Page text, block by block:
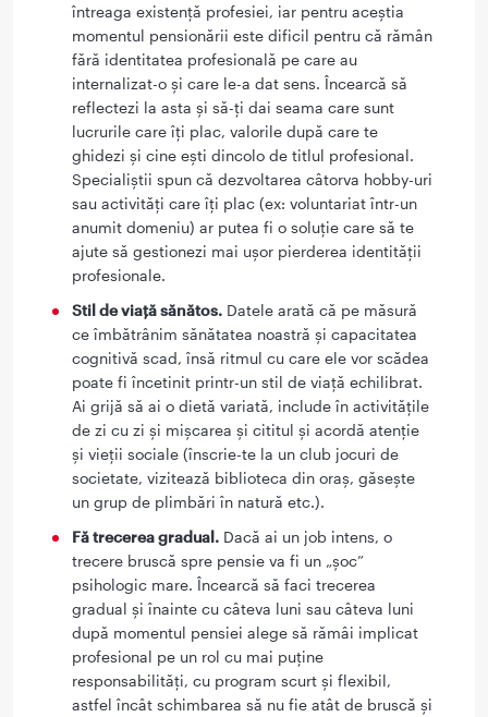
întreaga existență profesiei, iar pentru aceștia
momentul pensionării este dificil pentru că rămân
fără identitatea profesională pe care au
internalizat-o și care le-a dat sens. Încearcă să
reflectezi la asta și să-ți dai seama care sunt
lucrurile care îți plac, valorile după care te
ghidezi și cine ești dincolo de titlul profesional.
Specialiștii spun că dezvoltarea câtorva hobby-uri
sau activități care îți plac (ex: voluntariat într-un
anumit domeniu) ar putea fi o soluție care să te
ajute să gestionezi mai ușor pierderea identității
profesionale.
Stil de viață sănătos. Datele arată că pe măsură
ce îmbătrânim sănătatea noastră și capacitatea
cognitivă scad, însă ritmul cu care ele vor scădea
poate fi încetinit printr-un stil de viață echilibrat.
Ai grijă să ai o dietă variată, include în activitățile
de zi cu zi și mișcarea și cititul și acordă atenție
și vieții sociale (înscrie-te la un club jocuri de
societate, vizitează biblioteca din oraș, găsește
un grup de plimbări în natură etc.).
Fă trecerea gradual. Dacă ai un job intens, o
trecere bruscă spre pensie va fi un „șoc”
psihologic mare. Încearcă să faci trecerea
gradual și înainte cu câteva luni sau câteva luni
după momentul pensiei alege să rămâi implicat
profesional pe un rol cu mai puține
responsabilități, cu program scurt și flexibil,
astfel încât schimbarea să nu fie atât de bruscă și